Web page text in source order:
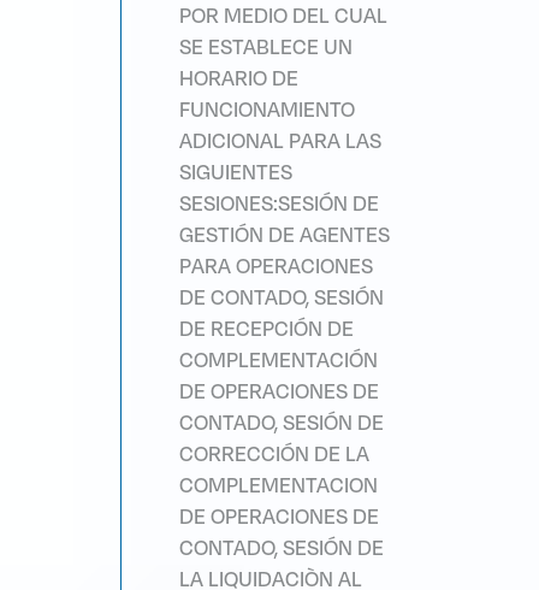
POR MEDIO DEL CUAL
SE ESTABLECE UN
HORARIO DE
FUNCIONAMIENTO
ADICIONAL PARA LAS
SIGUIENTES
SESIONES:SESIÓN DE
GESTIÓN DE AGENTES
PARA OPERACIONES
DE CONTADO, SESIÓN
DE RECEPCIÓN DE
COMPLEMENTACIÓN
DE OPERACIONES DE
CONTADO, SESIÓN DE
CORRECCIÓN DE LA
COMPLEMENTACION
DE OPERACIONES DE
CONTADO, SESIÓN DE
LA LIQUIDACIÒN AL